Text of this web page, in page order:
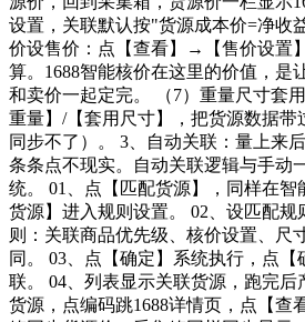
设置，关联默认按"货源成本价=净收
价设售价：点【查看】→【售价设置
算。1688智能核价在这里的价值，是
和卖价一起定完。 （7）重量尺寸套
重量】/【套用尺寸】，把货源数据带
同步不了）。 3、自动关联：量上来
条条点不现实。自动关联逻辑与手动
统。 01、点【匹配货源】，同样在
货源】进入规则设置。 02、设匹配规
则：关联商品优先级、核价设置、尺
同。 03、点【确定】系统执行，点
联。 04、列表显示关联货源，跑完后
货源，点编码跳1688详情页，点【查